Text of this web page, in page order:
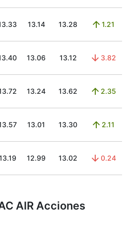
13.14 13.28 1.21
13.06 13.12 3.82
13.24 13.62 2.35
13.01 13.30 2.11
12.99 13.02 0.24
AIR Acciones